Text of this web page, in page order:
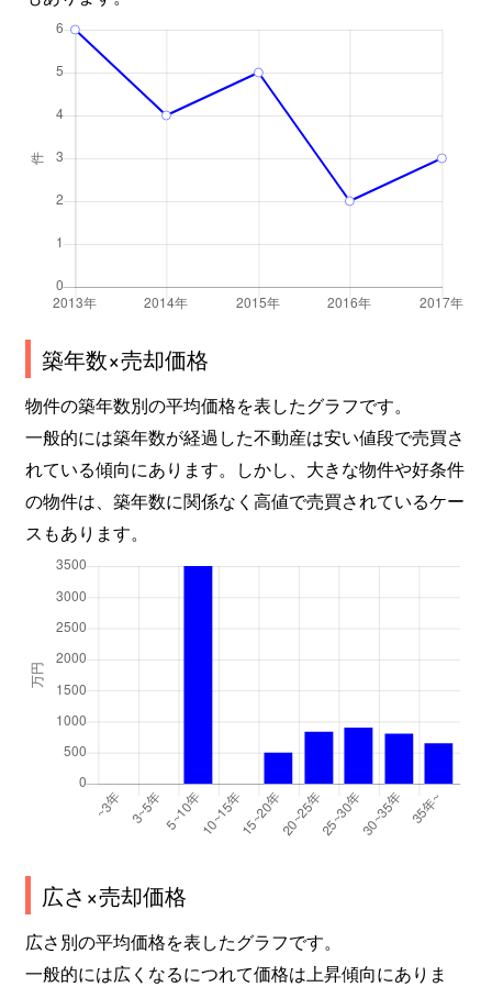
築年数×売却価格
物件の築年数別の平均価格を表したグラフです。
一般的には築年数が経過した不動産は安い値段で売買さ
れている傾向にあります。しかし、大きな物件や好条件
の物件は、築年数に関係なく高値で売買されているケー
スもあります。
広さ×売却価格
広さ別の平均価格を表したグラフです。
一般的には広くなるにつれて価格は上昇傾向にありま